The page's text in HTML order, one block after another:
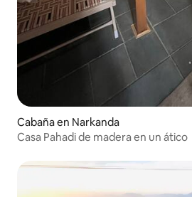
Cabaña en Narkanda
Casa Pahadi de madera en un ático